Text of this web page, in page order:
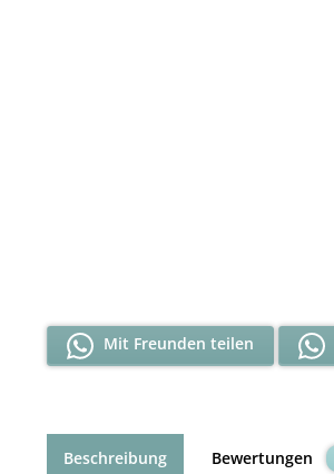
Mit Freunden teilen
Beschreibung Bewertungen